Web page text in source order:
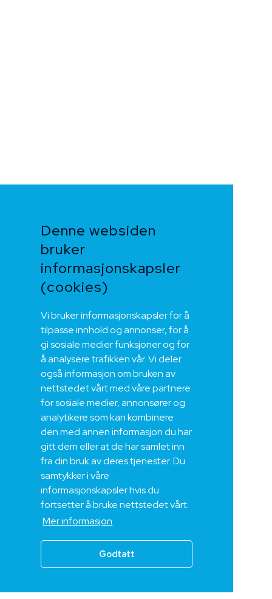
Denne websiden
bruker
informasjonskapsler
(cookies)
Vi bruker informasjonskapsler for å
tilpasse innhold og annonser, for å
gi sosiale medier funksjoner og for
å analysere trafikken vår. Vi deler
også informasjon om bruken av
nettstedet vårt med våre partnere
for sosiale medier, annonsører og
analytikere som kan kombinere
den med annen informasjon du har
gitt dem eller at de har samlet inn
fra din bruk av deres tjenester. Du
samtykker i våre
informasjonskapsler hvis du
fortsetter å bruke nettstedet vårt.
Mer informasjon
Godtatt